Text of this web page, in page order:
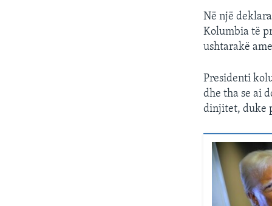
Në një
Kolumbia të
ushtarakë
Presidenti
dhe tha se ai
dinjitet, duke